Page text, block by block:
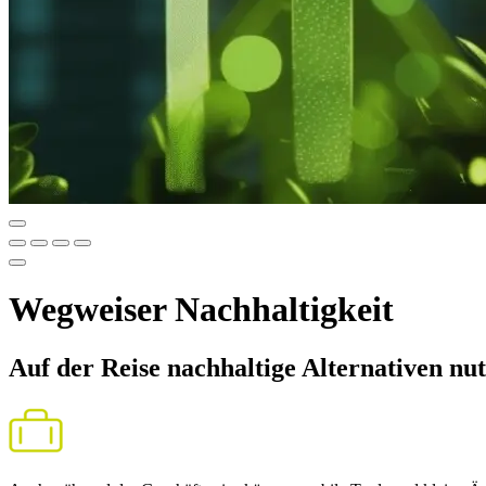
Wegweiser Nachhaltigkeit
Auf der Reise nachhaltige Alternativen